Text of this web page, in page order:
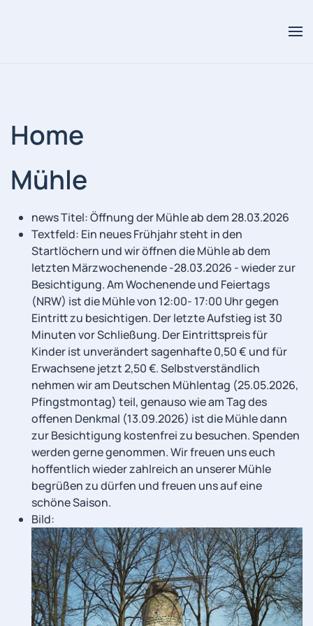
Home
Mühle
news Titel:Öffnung der Mühle ab dem 28.03.2026
Textfeld: Ein neues Frühjahr steht in den
Startlöchern und wir öffnen die Mühle ab dem
letzten Märzwochenende -28.03.2026 - wieder zur
Besichtigung. Am Wochenende und Feiertags
(NRW) ist die Mühle von 12:00- 17:00 Uhr gegen
Eintritt zu besichtigen. Der letzte Aufstieg ist 30
Minuten vor Schließung. Der Eintrittspreis für
Kinder ist unverändert sagenhafte 0,50 € und für
Erwachsene jetzt 2,50 €. Selbstverständlich
nehmen wir am Deutschen Mühlentag (25.05.2026,
Pfingstmontag) teil, genauso wie am Tag des
offenen Denkmal (13.09.2026) ist die Mühle dann
zur Besichtigung kostenfrei zu besuchen. Spenden
werden gerne genommen. Wir freuen uns euch
hoffentlich wieder zahlreich an unserer Mühle
begrüßen zu dürfen und freuen uns auf eine
schöne Saison.
Bild: